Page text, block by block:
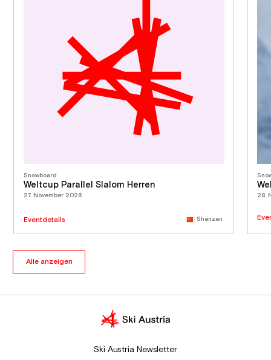
Snowboard
Weltcup Parallel Slalom Herren
27. November 2026
Eventdetails Shenzen
28.
Alle anzeigen
Ski Austria Newsletter